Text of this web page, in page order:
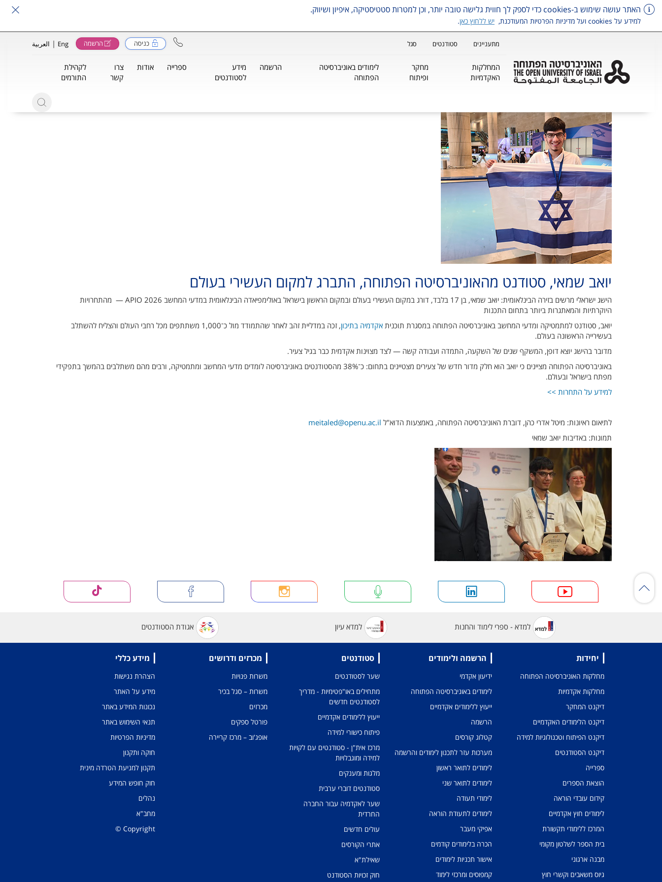
לדלג על תפריט ראשי
האתר עושה שימוש ב-cookies כדי לספק לך חווית גלישה טובה יותר, וכן למטרות סטטיסטיקה, איפיון ושיווק.
למידע על cookies ועל מדיניות הפרטיות המעודכנת, יש ללחוץ כאן.
מתעניינים סטודנטים סגל כניסה הרשמה Eng
| العربية
המחלקות
האקדמיות
מחקר
ופיתוח
לימודים באוניברסיטה
הפתוחה
הרשמה
מידע
לסטודנטים
ספרייה אודות
צרו
קשר
לקהילת
התורמים
יואב שמאי, סטודנט מהאוניברסיטה הפתוחה, התברג למקום העשירי בעולם
הישג ישראלי מרשים בזירה הבינלאומית: יואב שמאי, בן 17 בלבד, דורג במקום העשירי בעולם ובמקום הראשון בישראל באולימפיאדה הבינלאומית במדעי המחשב APIO 2026 — מהתחרויות
היוקרתיות והמאתגרות ביותר בתחום התכנות
יואב, סטודנט למתמטיקה ומדעי המחשב באוניברסיטה הפתוחה במסגרת תוכנית אקדמיה בתיכון
, זכה במדליית זהב לאחר שהתמודד מול כ־1,000 משתתפים מכל רחבי העולם והצליח להשתלב
בעשירייה הראשונה בעולם.
מדובר בהישג יוצא דופן, המשקף שנים של השקעה, התמדה ועבודה קשה — לצד מצוינות אקדמית כבר בגיל צעיר.
באוניברסיטה הפתוחה מציינים כי יואב הוא חלק מדור חדש של צעירים מצטיינים בתחום: כ־38% מהסטודנטים באוניברסיטה לומדים מדעי המחשב ומתמטיקה, ורבים מהם משתלבים בהמשך בתפקידי
מפתח בישראל ובעולם.
למידע על התחרות >>
לתיאום ראיונות: מיטל אדרי כהן, דוברת האוניברסיטה הפתוחה, באמצעות הדוא"ל meitaled@openu.ac.il
תמונות: באדיבות יואב שמאי
למדא - ספרי לימוד והחנות למדא עיון אגודת הסטודנטים
יחידות
מחלקות האוניברסיטה הפתוחה
מחלקות אקדמיות
דיקנט המחקר
דיקנט הלימודים האקדמיים
דיקנט הפיתוח וטכנולוגיות למידה
דיקנט הסטודנטים
ספרייה
הוצאת הספרים
קידום עובדי הוראה
לימודים חוץ אקדמיים
המרכז ללימודי תקשורת
בית הספר לשלטון מקומי
מבנה ארגוני
גיוס משאבים וקשרי חוץ
הרשמה ולימודים
ידיעון אקדמי
לימודים באוניברסיטה הפתוחה
ייעוץ ללימודים אקדמיים
הרשמה
קטלוג קורסים
מערכות עזר לתכנון לימודים והרשמה
לימודים לתואר ראשון
לימודים לתואר שני
לימודי תעודה
לימודים לתעודת הוראה
אפיקי מעבר
הכרה בלימודים קודמים
אישור תכניות לימודים
קמפוסים ומרכזי לימוד
סטודנטים
שער לסטודנטים
מתחילים באו"פטימיות - מדריך
לסטודנטים חדשים
ייעוץ ללימודים אקדמיים
פיתוח כישורי למידה
מרכז אית"ן - סטודנטים עם לקויות
למידה ומוגבלויות
מלגות ומענקים
סטודנטים דוברי ערבית
שער לאקדמיה עבור החברה
החרדית
עולים חדשים
אתרי הקורסים
שאילת"א
חוק זכויות הסטודנט
מכרזים ודרושים
משרות פנויות
משרות – סגל בכיר
מכרזים
פורטל ספקים
אופג'וב – מרכז קריירה
מידע כללי
הצהרת נגישות
מידע על האתר
נכונות המידע באתר
תנאי השימוש באתר
מדיניות הפרטיות
חוקה ותקנון
תקנון למניעת הטרדה מינית
חוק חופש המידע
נהלים
מחב"א
Copyright ©